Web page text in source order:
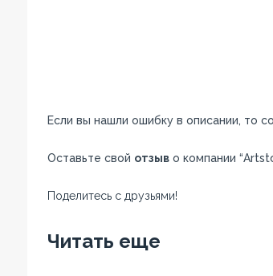
Если вы нашли ошибку в описании, то
Оставьте свой отзыво компании
Поделитесь с друзьями!
Читать еще